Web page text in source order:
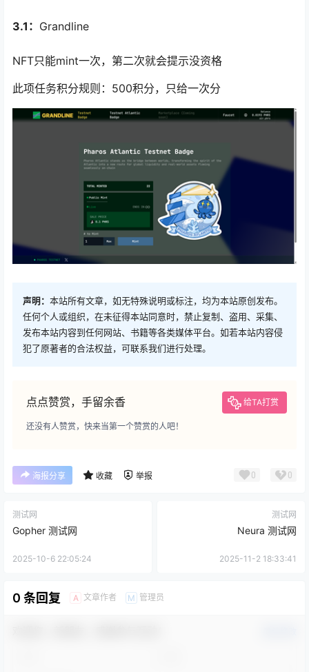
3.1： Grandline
NFT只能mint一次，第二次就会提示没资格
此项任务积分规则：500积分，只给一次分
声明： 本站所有文章，如无特殊说明或标注，均为本站原创发布。
任何个人或组织，在未征得本站同意时，禁止复制、盗用、采集、
发布本站内容到任何网站、书籍等各类媒体平台。如若本站内容侵
犯了原著者的合法权益，可联系我们进行处理。
点点赞赏，手留余香 给TA打赏
还没有人赞赏，快来当第一个赞赏的人吧！
海报分享 收藏 举报 0 0
测试网
Gopher 测试网
2025-10-6 22:05:24
测试网
Neura 测试网
2025-11-2 18:33:41
0 条回复 A 文章作者 M 管理员